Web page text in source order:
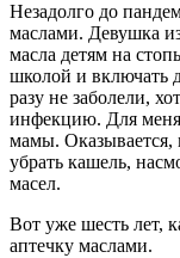
Незадолго до
маслами. Девушка
масла детям на
школой и включать
разу не заболели,
инфекцию. Для меня
мамы. Оказывается,
убрать кашель,
масел.
Вот уже шесть лет,
аптечку маслами.